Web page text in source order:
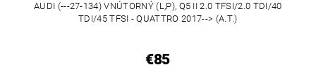
AUDI (---27-134) VNÚTORNÝ (L,P), Q5 II 2.0 TFSI/2.0 TDI/40
TDI/45 TFSI - QUATTRO 2017--> (A.T.)
€85